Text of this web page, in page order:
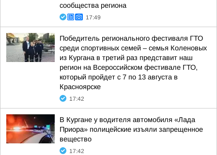
сообщества региона
17:49
Победитель регионального фестиваля ГТО
среди спортивных семей – семья Коленовых
из Кургана в третий раз представит наш
регион на Всероссийском фестивале ГТО,
который пройдет с 7 по 13 августа в
Красноярске
17:42
В Кургане у водителя автомобиля «Лада
Приора» полицейские изъяли запрещенное
вещество
17:42